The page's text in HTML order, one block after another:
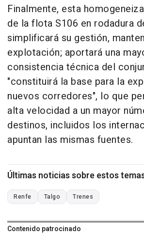
Finalmente, esta
de la flota S106 en rodadura
simplificará su gestión,
explotación; aportará una
consistencia técnica del
"constituirá la base para la
nuevos corredores", lo que
alta velocidad a un mayor
destinos, incluidos los
apuntan las mismas fuentes.
Últimas noticias sobre estos
Renfe Talgo Trenes
Contenido patrocinado